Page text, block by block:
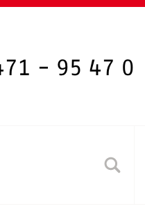
- 95 47 0